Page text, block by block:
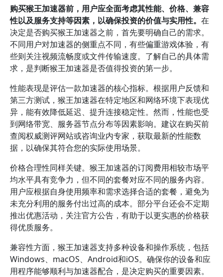
购买猴王加速器前，用户应全面考虑其性能、价格、兼容
性以及服务支持等因素，以确保投资的价值与实用性。 在
决定是否购买猴王加速器之前，首先要明确自己的需求。
不同用户对加速器的侧重点不同，有些偏重游戏体验，有
些则关注视频流畅度或文件传输速度。了解自己的具体需
求，是判断猴王加速器是否值得投资的第一步。
性能表现是评估一款加速器的核心指标。根据用户反馈和
第三方测试，猴王加速器在特定地区和网络环境下表现优
异，能有效降低延迟、提升连接稳定性。然而，性能也受
到网络带宽、服务器节点分布等因素影响。建议在购买前
查阅权威测评网站或咨询业内专家，获取最新的性能数
据，以确保其符合您的实际使用场景。
价格合理性同样关键。猴王加速器的订阅费用相较市场平
均水平具有竞争力，但不同的套餐对应不同的服务内容。
用户应根据自身使用频率和需求选择合适的套餐，避免为
未充分利用的服务付出过高的成本。部分平台还会不定期
推出优惠活动，关注官方公告，有助于以更实惠的价格获
得优质服务。
兼容性方面，猴王加速器支持多种设备和操作系统，包括
Windows、macOS、Android和iOS。确保你的设备和应
用程序能够顺利与加速器配合，是决定购买的重要因素。